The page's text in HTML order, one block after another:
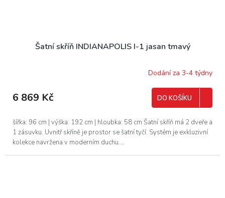
Šatní skříň INDIANAPOLIS I-1 jasan tmavý
Dodání za 3-4 týdny
6 869 Kč DO KOŠÍKU
šířka: 96 cm | výška: 192 cm | hloubka: 58 cm Šatní skříň má 2 dveře a
1 zásuvku. Uvnitř skříně je prostor se šatní tyčí. Systém je exkluzivní
kolekce navržena v moderním duchu....